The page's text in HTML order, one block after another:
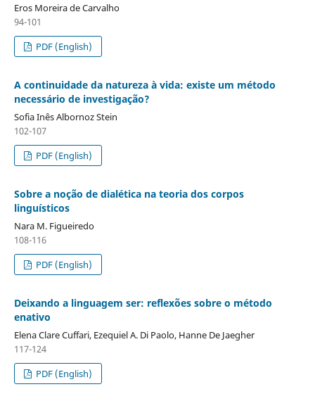
Eros Moreira de Carvalho
94-101
PDF (English)
A continuidade da natureza à vida: existe um método
necessário de investigação?
Sofia Inês Albornoz Stein
102-107
PDF (English)
Sobre a noção de dialética na teoria dos corpos
linguísticos
Nara M. Figueiredo
108-116
PDF (English)
Deixando a linguagem ser: reflexões sobre o método
enativo
Elena Clare Cuffari, Ezequiel A. Di Paolo, Hanne De Jaegher
117-124
PDF (English)